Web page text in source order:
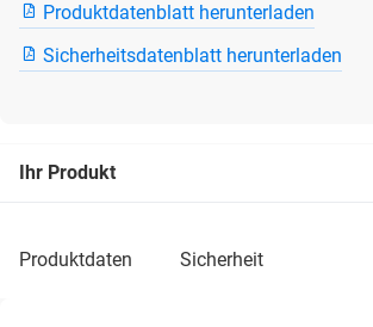
Produktdatenblatt herunterladen
Sicherheitsdatenblatt herunterladen
Ihr Produkt
produktdaten sicherheit